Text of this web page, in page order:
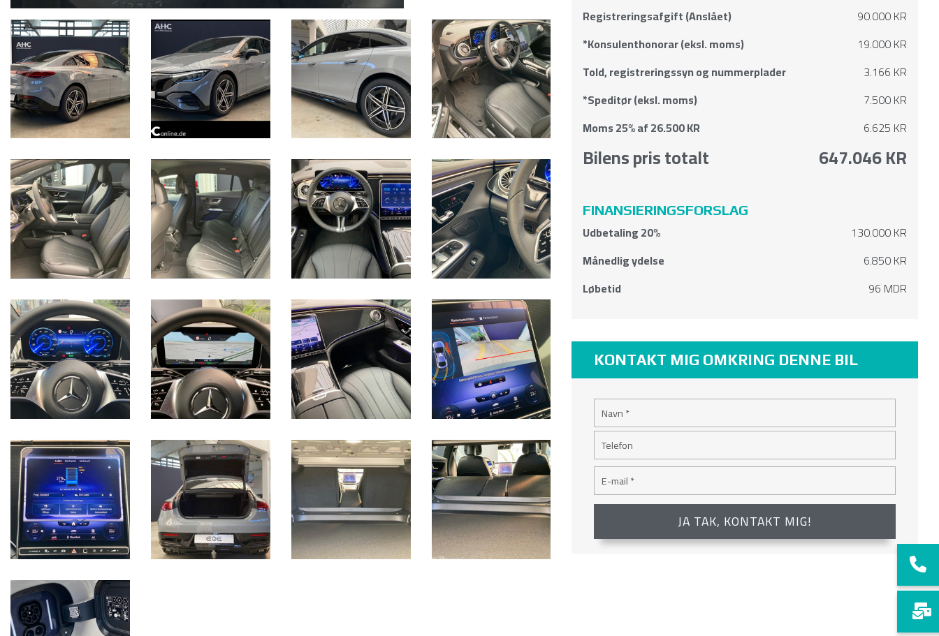
Registreringsafgift (Anslået)
90.000 KR
*Konsulenthonorar (eksl. moms)
19.000 KR
Told, registreringssyn og nummerplader
3.166 KR
*Speditør (eksl. moms)
7.500 KR
Moms 25% af 26.500 KR
6.625 KR
Bilens pris totalt 647.046 KR
FINANSIERINGSFORSLAG
Udbetaling 20%
130.000 KR
Månedlig ydelse
6.850 KR
Løbetid
96 MDR
KONTAKT MIG OMKRING DENNE BIL